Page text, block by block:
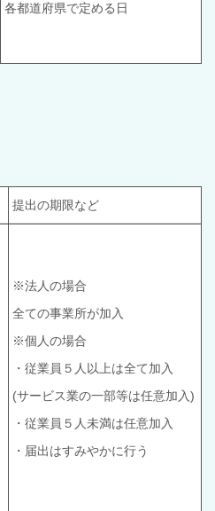
各都道府県で定める日
提出の期限など
※法人の場合
全ての事業所が加入
※個人の場合
・従業員５人以上は全て加入
(サービス業の一部等は任意加入)
・従業員５人未満は任意加入
・届出はすみやかに行う